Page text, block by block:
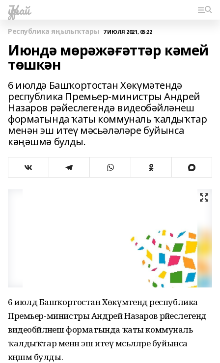
Ҡурай
Республика яңылыҡтары 7 ИЮЛЯ 2021, 05:22
Июндә мөрәжәғәттәр кәмей
төшкән
6 июлдә Башҡортостан Хөкүмәтендә
республика Премьер-министры Андрей
Назаров рәйеслегендә видеобәйләнеш
форматында ҡаты коммуналь ҡалдыҡтар
менән эш итеү мәсьәләләре буйынса
кәңәшмә булды.
6 июлдә Башҡортостан Хөкүмәтендә республика
Премьер-министры Андрей Назаров рәйеслегендә
видеобәйләнеш форматында ҡаты коммуналь
ҡалдыҡтар менән эш итеү мәсьәләләре буйынса
кәңәшмә булды.